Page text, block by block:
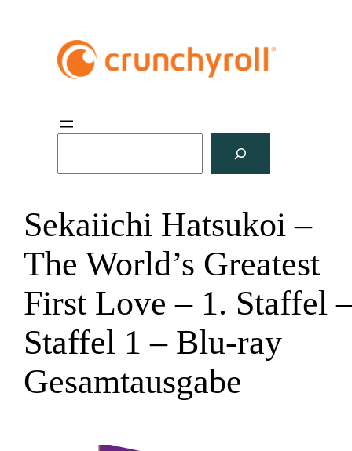
h
e
Sekaiichi Hatsukoi –
The World’s Greatest
First Love – 1. Staffel
Staffel 1 – Blu-ray
Gesamtausgabe